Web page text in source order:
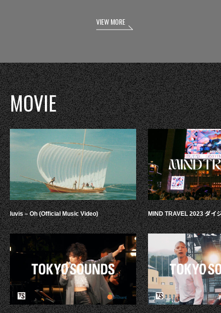
VIEW MORE
MOVIE
luvis – Oh (Official Music Video) MIND TRAVEL 2023 ダイ